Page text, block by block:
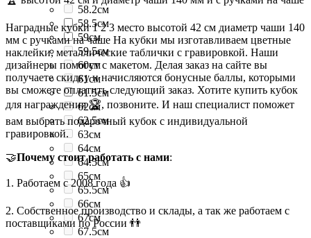
58.2см
58.5см
59см
59.5см
60см
61см
61.5см
62см
62.5см
63см
64см
64.5см
65см
65.5см
66см
67см
67.5см
Наградные кубки 1 2 3 место высотой 42 см диаметр чаши 140
мм с ручками на чаше На кубки мы изготавливаем цветные
наклейки, металлические таблички с гравировкой. Наши
дизайнеры помогут с макетом. Делая заказ на сайте вы
получаете скидку и начисляются бонусные баллы, которыми
вы сможете оплатить следующий заказ. Хотите купить кубок
для награждения 🏆, позвоните. И наш специалист поможет
вам выбрать подарочный кубок с индивидуальной
гравировкой.
🤝Почему стоит работать с нами:
1. Работаем с 2008 года 👍
2. Собственное производство и склады, а так же работаем с
поставщиками по России 👬